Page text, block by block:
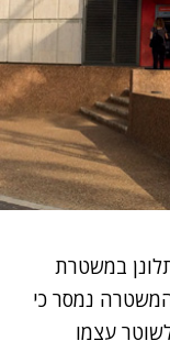
במשטרת
נמסר כי
עצמו